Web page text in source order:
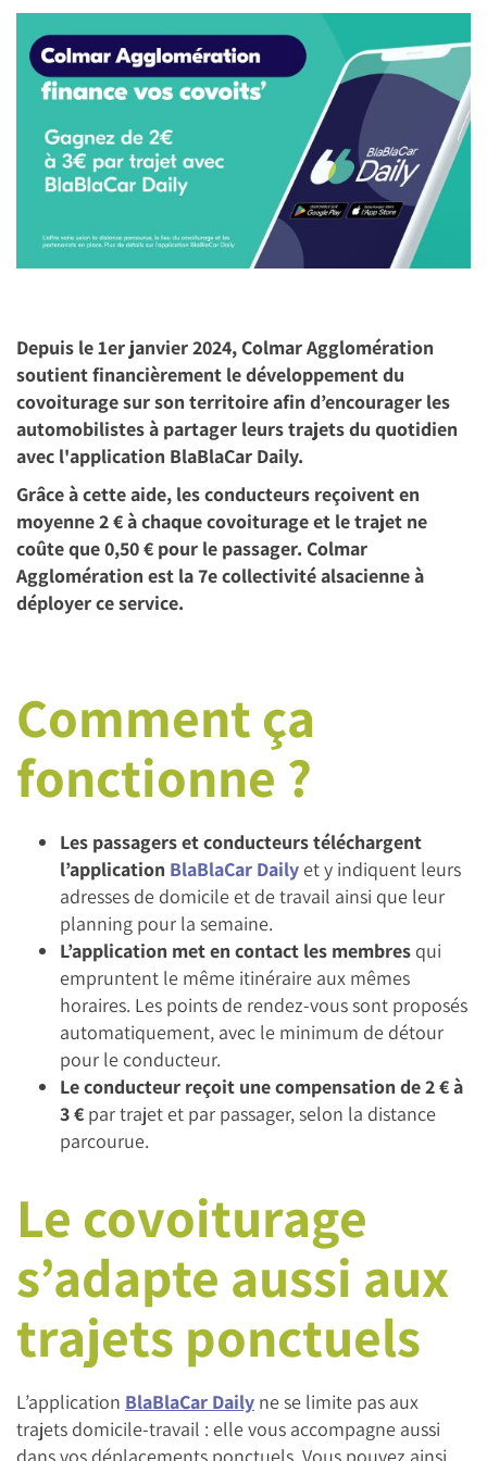
Depuis le 1er janvier 2024, Colmar Agglomération
soutient financièrement le développement du
covoiturage sur son territoire afin d’encourager les
automobilistes à partager leurs trajets du quotidien
avec l'application BlaBlaCar Daily.
Grâce à cette aide, les conducteurs reçoivent en
moyenne 2 € à chaque covoiturage et le trajet ne
coûte que 0,50 € pour le passager. Colmar
Agglomération est la 7e collectivité alsacienne à
déployer ce service.
Comment ça
fonctionne ?
Les passagers et conducteurs téléchargent
l’application BlaBlaCar Dailyet y indiquent leurs
adresses de domicile et de travail ainsi que leur
planning pour la semaine.
L’application met en contact les membres qui
empruntent le même itinéraire aux mêmes
horaires. Les points de rendez-vous sont proposés
automatiquement, avec le minimum de détour
pour le conducteur.
Le conducteur reçoit une compensation de 2 € à
3 € par trajet et par passager, selon la distance
parcourue.
Le covoiturage
s’adapte aussi aux
trajets ponctuels
L’application BlaBlaCar Daily ne se limite pas aux
trajets domicile-travail : elle vous accompagne aussi
dans vos déplacements ponctuels. Vous pouvez ainsi